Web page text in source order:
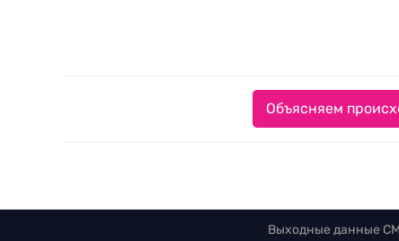
Объясняем
Выходные данные